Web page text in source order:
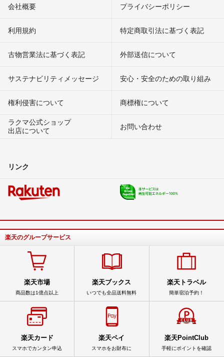
会社概要 プライバシーポリシー
利用規約 特定商取引法に基づく表記
古物営業法に基づく表記 外部送信について
サステナビリティメッセージ 安心・安全のための取り組み
権利侵害について
商標権について
ラクマ公式ショップ
出店について
お問い合わせ
リンク
楽天のグループサービス
楽天市場
商品数は1億点以上
楽天ブックス
いつでも全品送料無料
楽天トラベル
簡単宿泊予約！
楽天カード
スマホでカンタン申込
楽天ペイ
スマホをお財布に
楽天PointClub
手軽にポイントを確認